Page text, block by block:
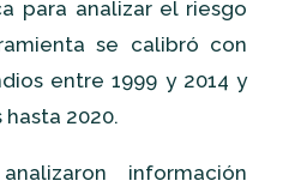
para analizar el riesgo
se calibró con
entre 1999 y 2014 y
2020.
información